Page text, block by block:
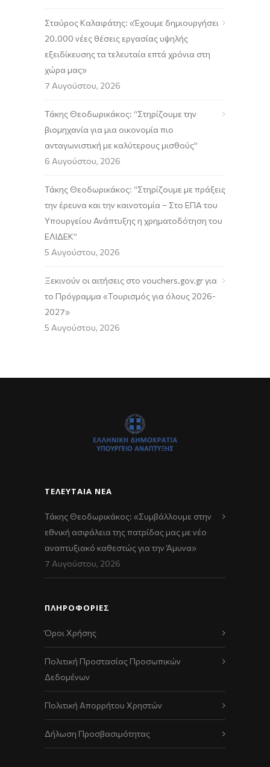
Σταύρος Καλαφάτης: «Έχουμε δημιουργήσει
20.000 νέες θέσεις εργασίας υψηλής
εξειδίκευσης τα τελευταία επτά χρόνια στη
χώρα μας»
7 Αυγούστου, 2026
Τάκης Θεοδωρικάκος: “Στηρίζουμε την
βιομηχανία για μια οικονομία πιο
ανταγωνιστική με καλύτερους μισθούς”
6 Αυγούστου, 2026
Τάκης Θεοδωρικάκος: “Στηρίζουμε με πράξεις
την έρευνα και την καινοτομία – Στο ΕΠΑ του
Υπουργείου Ανάπτυξης η χρηματοδότηση του
ΕΛΙΔΕΚ”
5 Αυγούστου, 2026
Ξεκινούν οι αιτήσεις στο vouchers.gov.gr για
το Πρόγραμμα «Τουρισμός για όλους 2026-
2027»
5 Αυγούστου, 2026
ΤΕΛΕΥΤΑΊΑ ΝΈΑ
Τάκης Θεοδωρικάκος: «Συμβάλλουμε στην
εθνική ασφάλεια της πατρίδας μας με νέο
αναπτυξιακό καθεστώς για την Άμυνα»
7 Αυγούστου, 2026
ΠΛΗΡΟΦΟΡΙΕΣ
Όροι Χρήσης
Πολιτική Προστασίας Προσωπικών
Δεδομένων
Πολιτική Απορρήτου Χρηστών
Δήλωση Προσβασιμότητας